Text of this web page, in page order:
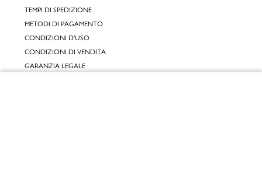
TEMPI DI SPEDIZIONE
METODI DI PAGAMENTO
CONDIZIONI D'USO
CONDIZIONI DI VENDITA
GARANZIA LEGALE